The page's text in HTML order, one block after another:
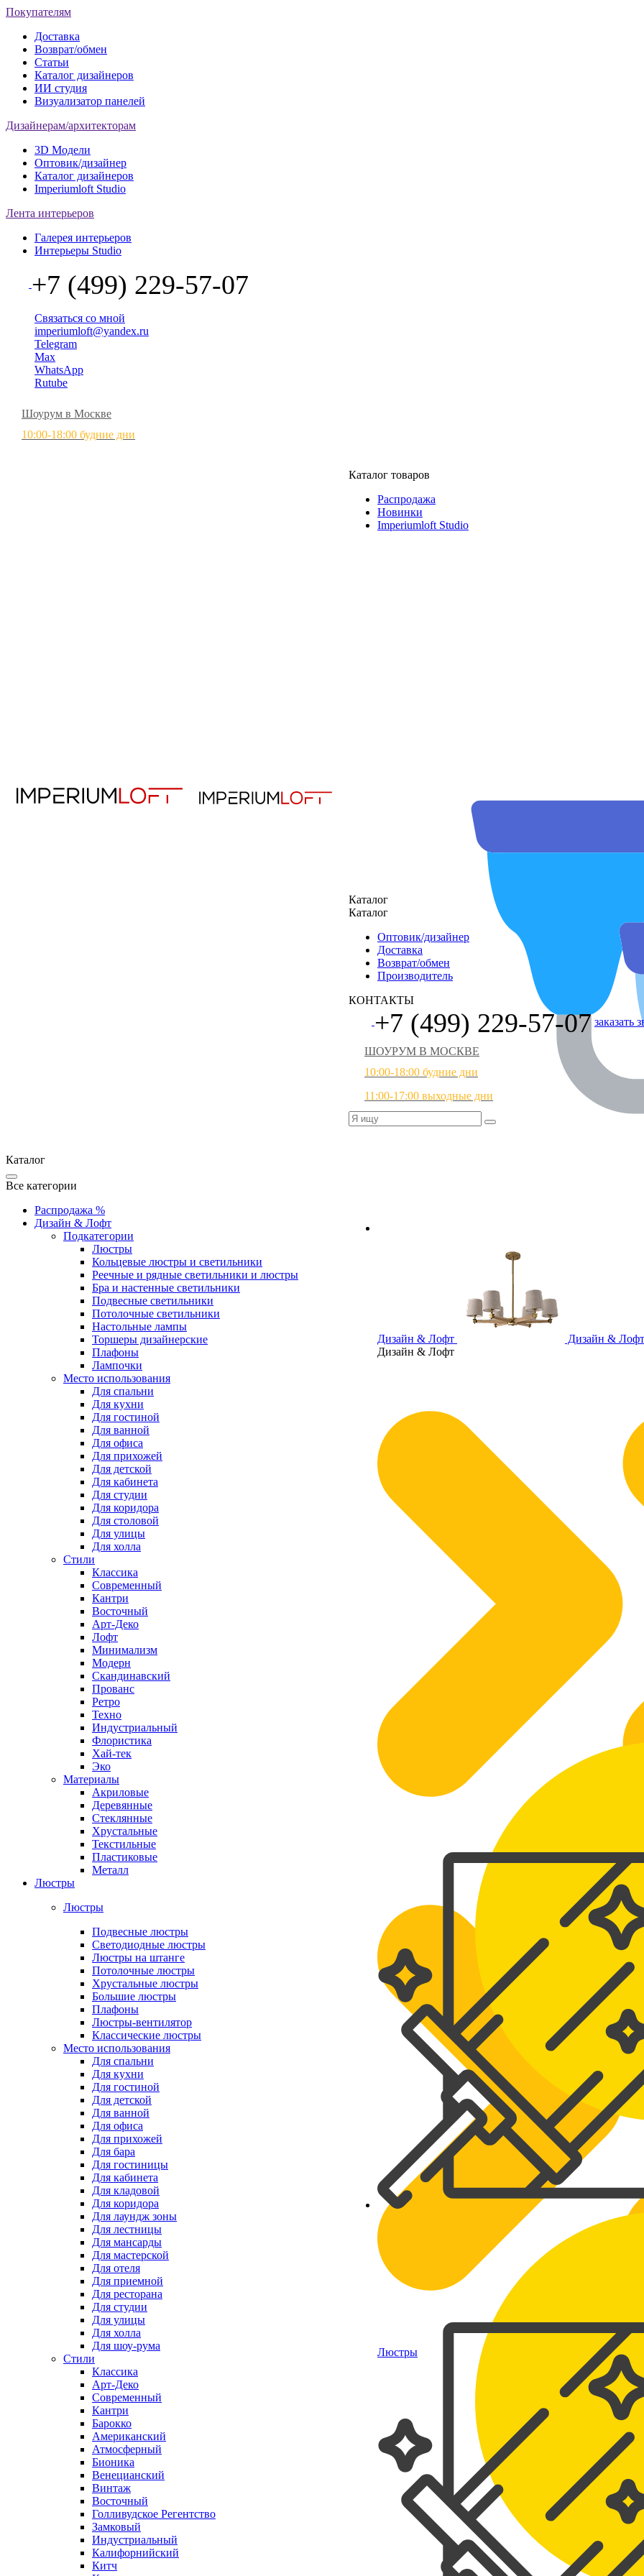
Покупателям
Доставка
Возврат/обмен
Статьи
Каталог дизайнеров
ИИ студия
Визуализатор панелей
Дизайнерам/архитекторам
3D Модели
Оптовик/дизайнер
Каталог дизайнеров
Imperiumloft Studio
Лента интерьеров
Галерея интерьеров
Интерьеры Studio
+7 (499) 229-57-07
Связаться со мной
imperiumloft@yandex.ru
Telegram
Max
WhatsApp
Rutube
Шоурум в Москве
10:00-18:00 будние дни
Каталог товаров
Распродажа
Новинки
Imperiumloft Studio
Дизайн & Лофт
Дизайн & Лофт
Дизайн & Лофт
Люстры
Каталог
Каталог
Оптовик/дизайнер
Доставка
Возврат/обмен
Производитель
КОНТАКТЫ
+7 (499) 229-57-07 заказать
ШОУРУМ В МОСКВЕ
10:00-18:00 будние дни
11:00-17:00 выходные дни
Каталог
Все категории
Распродажа %
Дизайн & Лофт
Подкатегории
Люстры
Кольцевые люстры и светильники
Реечные и рядные светильники и люстры
Бра и настенные светильники
Подвесные светильники
Потолочные светильники
Настольные лампы
Торшеры дизайнерские
Плафоны
Лампочки
Место использования
Для спальни
Для кухни
Для гостиной
Для ванной
Для офиса
Для прихожей
Для детской
Для кабинета
Для студии
Для коридора
Для столовой
Для улицы
Для холла
Стили
Классика
Современный
Кантри
Восточный
Арт-Деко
Лофт
Минимализм
Модерн
Скандинавский
Прованс
Ретро
Техно
Индустриальный
Флористика
Хай-тек
Эко
Материалы
Акриловые
Деревянные
Стеклянные
Хрустальные
Текстильные
Пластиковые
Металл
Люстры
Люстры
Подвесные люстры
Светодиодные люстры
Люстры на штанге
Потолочные люстры
Хрустальные люстры
Большие люстры
Плафоны
Люстры-вентилятор
Классические люстры
Место использования
Для спальни
Для кухни
Для гостиной
Для детской
Для ванной
Для офиса
Для прихожей
Для бара
Для гостиницы
Для кабинета
Для кладовой
Для коридора
Для лаундж зоны
Для лестницы
Для мансарды
Для мастерской
Для отеля
Для приемной
Для ресторана
Для студии
Для улицы
Для холла
Для шоу-рума
Стили
Классика
Арт-Деко
Современный
Кантри
Барокко
Американский
Атмосферный
Бионика
Венецианский
Винтаж
Восточный
Голливудское Регентство
Замковый
Индустриальный
Калифорнийский
Китч